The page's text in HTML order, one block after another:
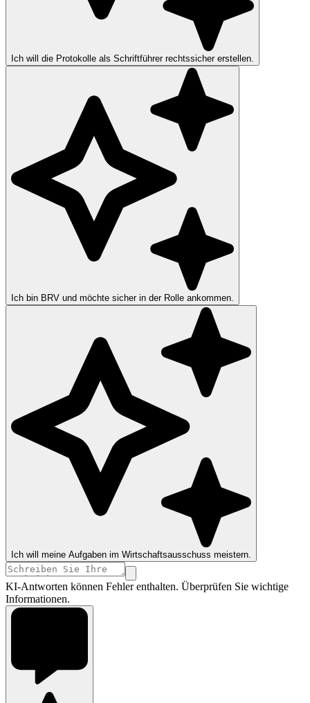
Ich will die Protokolle als Schriftführer rechtssicher erstellen.
Ich bin BRV und möchte sicher in der Rolle ankommen.
Ich will meine Aufgaben im Wirtschaftsausschuss meistern.
KI-Antworten können Fehler enthalten. Überprüfen Sie wichtige
Informationen.